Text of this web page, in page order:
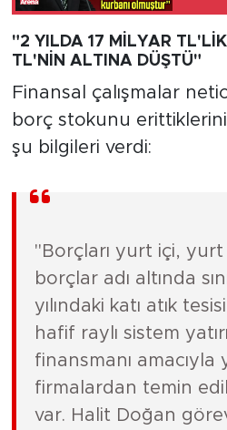
"2 YILDA 17 MİLYAR
TL'NİN ALTINA DÜŞTÜ"
Finansal çalışmalar
borç stokunu
şu bilgileri verdi:
"Borçları yurt içi, yurt
borçlar adı altında
yılındaki katı atık
hafif raylı sistem
finansmanı amacıyla
firmalardan temin
var. Halit Doğan